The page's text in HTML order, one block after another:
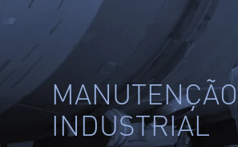
MANUTENÇÃO
INDUSTRIAL